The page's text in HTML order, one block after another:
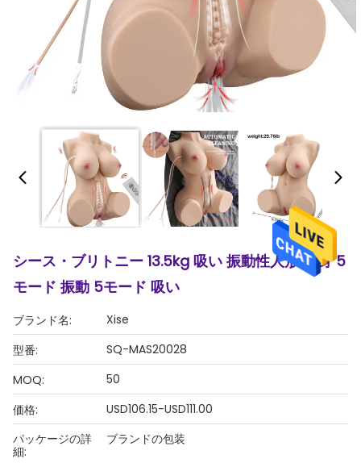
シース・ブリトニー 13.5kg 吸い 振動性人形 半身 5
モード 振動 5モード 吸い
ブランド名:
Xise
型番:
SQ-MAS20028
MOQ:
50
価格:
USD106.15-USD111.00
パッケージの詳
細:
ブランドの包装